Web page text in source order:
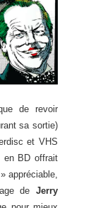
de revoir
sa sortie)
et VHS
en BD offrait
appréciable,
de Jerry